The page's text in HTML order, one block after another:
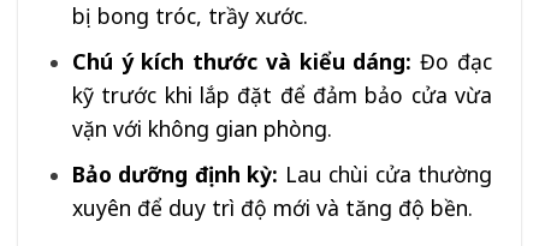
bị bong tróc, trầy xước.
Chú ý kích thước và kiểu dáng: Đo đạc
kỹ trước khi lắp đặt để đảm bảo cửa vừa
vặn với không gian phòng.
Bảo dưỡng định kỳ: Lau chùi cửa thường
xuyên để duy trì độ mới và tăng độ bền.